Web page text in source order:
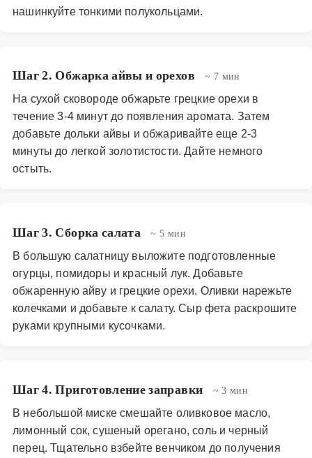
нашинкуйте тонкими полукольцами.
Шаг 2. Обжарка айвы и орехов ~ 7 мин
На сухой сковороде обжарьте грецкие орехи в
течение 3-4 минут до появления аромата. Затем
добавьте дольки айвы и обжаривайте еще 2-3
минуты до легкой золотистости. Дайте немного
остыть.
Шаг 3. Сборка салата ~ 5 мин
В большую салатницу выложите подготовленные
огурцы, помидоры и красный лук. Добавьте
обжаренную айву и грецкие орехи. Оливки нарежьте
колечками и добавьте к салату. Сыр фета раскрошите
руками крупными кусочками.
Шаг 4. Приготовление заправки ~ 3 мин
В небольшой миске смешайте оливковое масло,
лимонный сок, сушеный орегано, соль и черный
перец. Тщательно взбейте венчиком до получения